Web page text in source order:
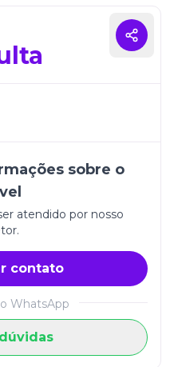
unir funcionalidade
uma excelente
sobre o
atendido por nosso
contato
WhatsApp